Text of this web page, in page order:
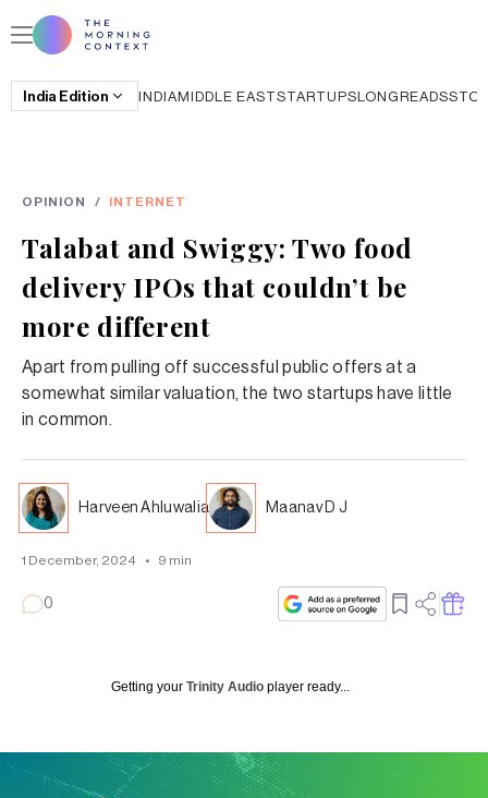
India Edition INDIAMIDDLE EASTSTARTUPSLONGREADS
OPINION / INTERNET
Talabat and Swiggy: Two food
delivery IPOs that couldn’t be
more different
Apart from pulling off successful public offers at a
somewhat similar valuation, the two startups have little
in common.
Harveen Ahluwalia Maanav D J
1 December, 2024 • 9 min
0
Getting your Trinity Audio player ready...